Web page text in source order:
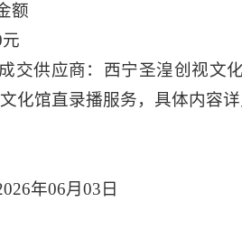
额
交供应商：西宁圣湟创视文
化馆直录播服务，具体内容
年06月03日